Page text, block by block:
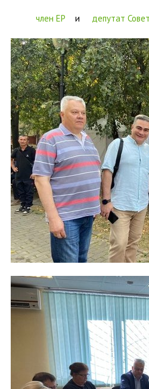
член ЕР и депутат